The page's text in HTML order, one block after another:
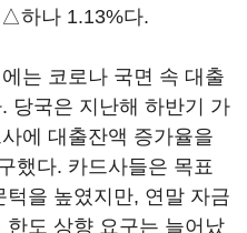
하나 1.13%다.
는 코로나 국면 속 대출
당국은 지난해 하반기 가
에 대출잔액 증가율을
했다. 카드사들은 목표
을 높였지만, 연말 자금
도 상향 요구는 늘어났